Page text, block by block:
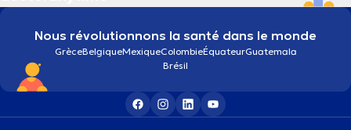
Nous révolutionnons la santé dans le monde
GrèceBelgiqueMexiqueColombieÉquateurGuatemala
Brésil